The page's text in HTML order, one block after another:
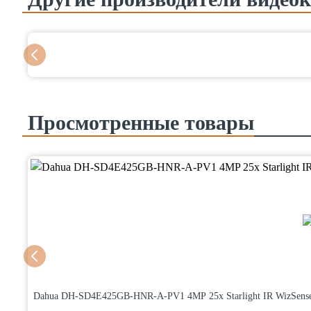
Просмотренные товары
Dahua DH-SD4E425GB-HNR-A-PV1 4MP 25x Starlight IR